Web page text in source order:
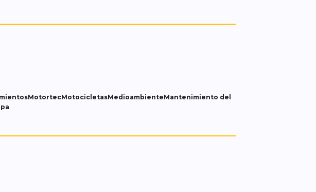
MotortecMotocicletasMedioambienteMantenimiento del